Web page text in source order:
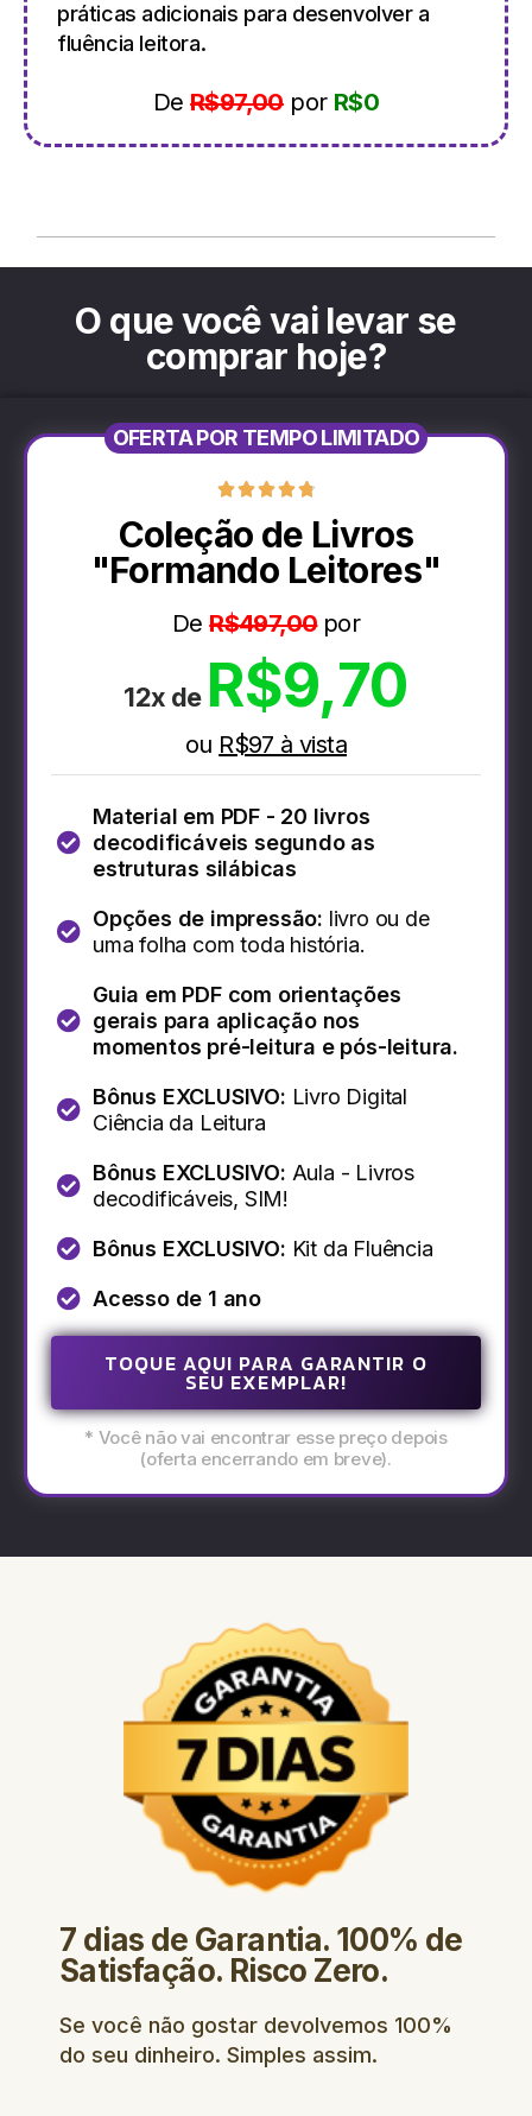
práticas adicionais para desenvolver a
fluência leitora.
DeR$97,00por R$0
O que você vai levar se
comprar hoje?
OFERTA POR TEMPO LIMITADO

Coleção de Livros
"Formando Leitores"
DeR$497,00 por
12x de R$9,70
ou R$97 à vista
Material em PDF - 20 livros
decodificáveis segundo as
estruturas silábicas
Opções de impressão: livro ou de
uma folha com toda história.
Guia em PDF com orientações
gerais para aplicação nos
momentos pré-leitura e pós-leitura.
Bônus EXCLUSIVO: Livro Digital
Ciência da Leitura
Bônus EXCLUSIVO: Aula - Livros
decodificáveis, SIM!​
Bônus EXCLUSIVO: Kit da Fluência
Acesso de 1 ano
TOQUE AQUI PARA GARANTIR O
SEU EXEMPLAR!
* Você não vai encontrar esse preço depois
(oferta encerrando em breve).
7 dias de Garantia. 100% de
Satisfação. Risco Zero.
Se você não gostar devolvemos 100%
do seu dinheiro. Simples assim.